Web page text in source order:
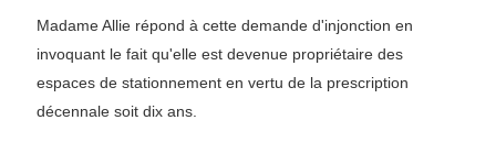
Madame Allie répond à cette demande d'injonction en
invoquant le fait qu'elle est devenue propriétaire des
espaces de stationnement en vertu de la prescription
décennale soit dix ans.